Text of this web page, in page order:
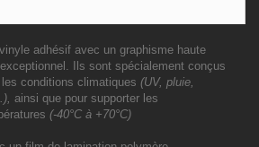
adhésif avec un graphisme haute
Ils sont spécialement conçus
conditions climatiques (UV, pluie,
ainsi que pour supporter les
(-40°C à +70°C)